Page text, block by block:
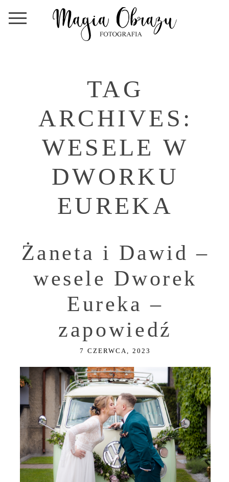
TAG
ARCHIVES:
WESELE W
DWORKU
EUREKA
Żaneta i Dawid –
wesele Dworek
Eureka –
zapowiedź
7 CZERWCA, 2023